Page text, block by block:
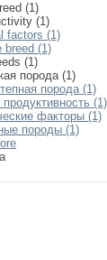
(1)
(1)
factors (1)
breed (1)
(1)
порода (1)
порода (1)
(1)
факторы (1)
породы (1)